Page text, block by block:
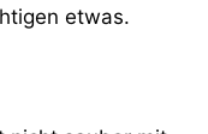
etwas.